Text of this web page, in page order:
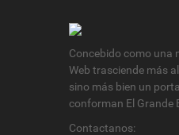
Concebido como una
Web trasciende más
sino más bien un
conforman El Grande
Contactanos: